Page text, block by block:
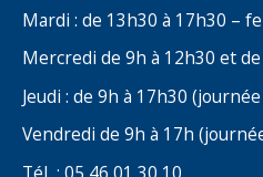
Mardi : de 13h30 à 17h30 –
Mercredi de 9h à 12h30 et
Jeudi : de 9h à 17h30
Vendredi de 9h à 17h